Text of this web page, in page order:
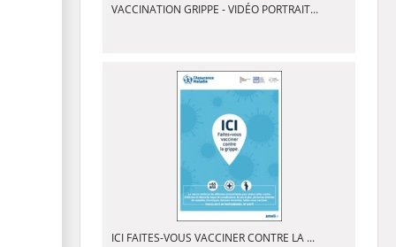
VACCINATION GRIPPE - VIDÉO PORTRAIT...
ICI FAITES-VOUS VACCINER CONTRE LA ...